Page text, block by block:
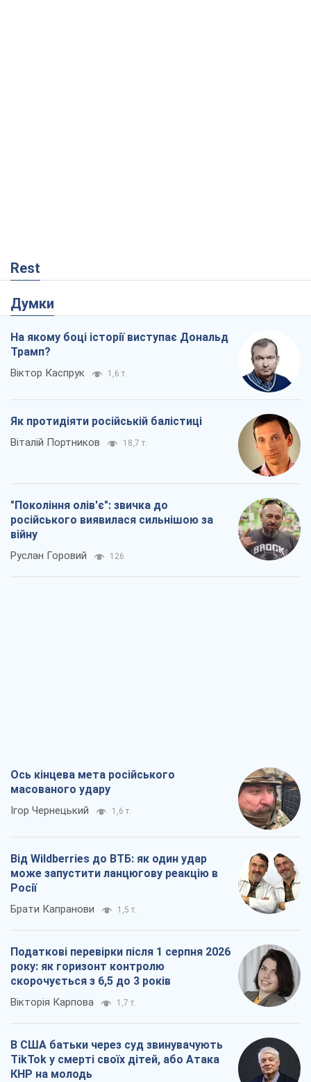
Rest
Думки
На якому боці історії виступає Дональд
Трамп?
Віктор Каспрук 1,6 т.
Як протидіяти російській балістиці
Віталій Портников 18,7 т.
"Покоління олів'є": звичка до
російського виявилася сильнішою за
війну
Руслан Горовий 126
Ось кінцева мета російського
масованого удару
Ігор Чернецький 1,6 т.
Від Wildberries до ВТБ: як один удар
може запустити ланцюгову реакцію в
Росії
Брати Капранови 1,5 т.
Податкові перевірки після 1 серпня 2026
року: як горизонт контролю
скорочується з 6,5 до 3 років
Вікторія Карпова 1,7 т.
В США батьки через суд звинувачують
TikTok у смерті своїх дітей, або Атака
КНР на молодь